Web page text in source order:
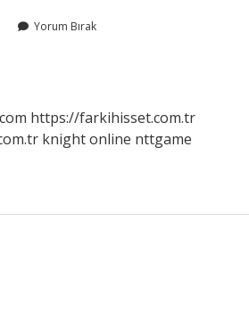
Yorum Bırak
https://farkihisset.com.tr
knight online nttgame